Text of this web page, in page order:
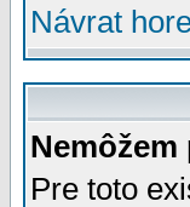
Návrat
Pre toto